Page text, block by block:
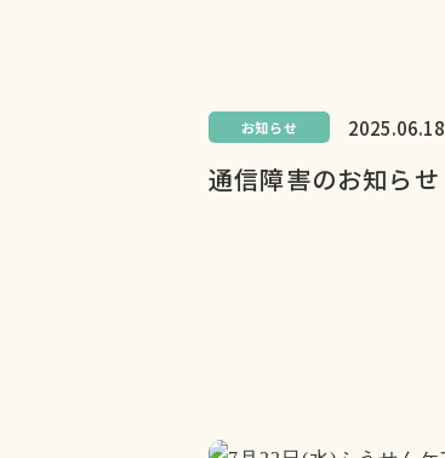
お知らせ 2025.06.18
通信障害のお知らせ